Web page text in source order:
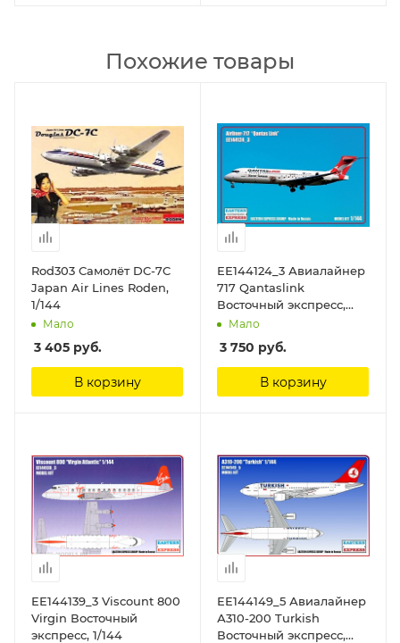
Похожие товары
Rod303 Самолёт DC-7C
Japan Air Lines Roden,
1/144
Мало
3 405 руб.
В корзину
ЕЕ144124_3 Авиалайнер
717 Qantaslink
Восточный экспресс,
1/144Мало
3 750 руб.
В корзину
ЕЕ144139_3 Viscount 800
Virgin Восточный
экспресс, 1/144
ЕЕ144149_5 Авиалайнер
А310-200 Turkish
Восточный экспресс,